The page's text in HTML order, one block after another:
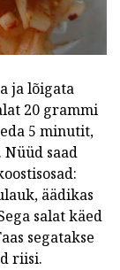
ja lõigata
20 grammi
5 minutit,
Nüüd saad
äädikas
salat käed
segatakse
riisi.